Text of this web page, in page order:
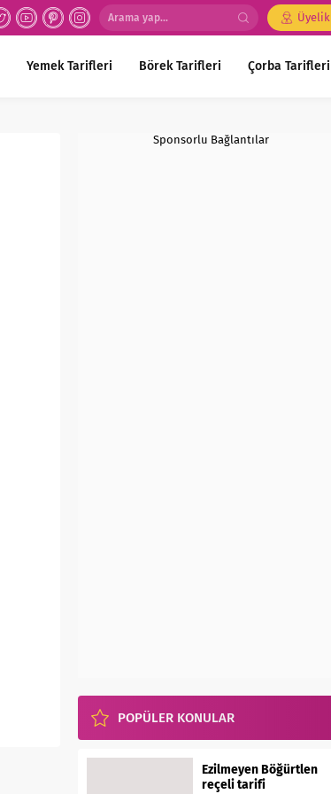
Üyelik
Yemek Tarifleri Börek Tarifleri Çorba Tarifleri
Sponsorlu Bağlantılar
POPÜLER KONULAR
Ezilmeyen Böğürtlen
reçeli tarifi